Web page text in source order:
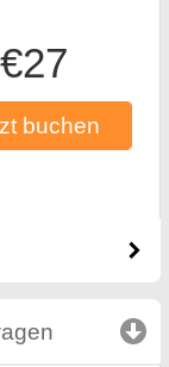
€27
buchen
click to